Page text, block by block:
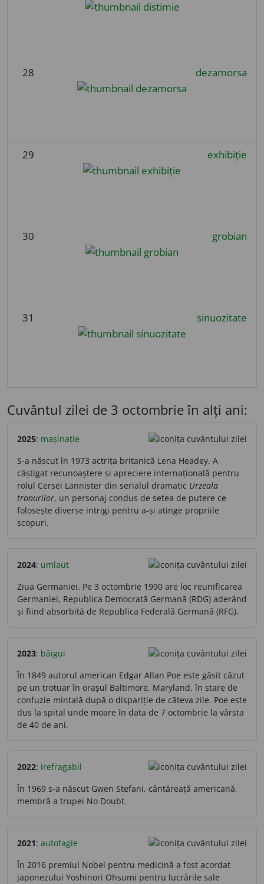
28 dezamorsa
29 exhibiție
30 grobian
31 sinuozitate
Cuvântul zilei de 3 octombrie în alți ani:
2025: mașinație
S-a născut în 1973 actrița britanică Lena Headey. A
câștigat recunoaștere și apreciere internațională pentru
rolul Cersei Lannister din serialul dramatic Urzeala
tronurilor, un personaj condus de setea de putere ce
folosește diverse intrigi pentru a-și atinge propriile
scopuri.
2024: umlaut
Ziua Germaniei. Pe 3 octombrie 1990 are loc reunificarea
Germaniei, Republica Democrată Germană (RDG) aderând
și fiind absorbită de Republica Federală Germană (RFG).
2023: bâigui
În 1849 autorul american Edgar Allan Poe este găsit căzut
pe un trotuar în orașul Baltimore, Maryland, în stare de
confuzie mintală după o dispariție de câteva zile. Poe este
dus la spital unde moare în data de 7 octombrie la vârsta
de 40 de ani.
2022: irefragabil
În 1969 s-a născut Gwen Stefani, cântăreață americană,
membră a trupei No Doubt.
2021: autofagie
În 2016 premiul Nobel pentru medicină a fost acordat
japonezului Yoshinori Ohsumi pentru lucrările sale